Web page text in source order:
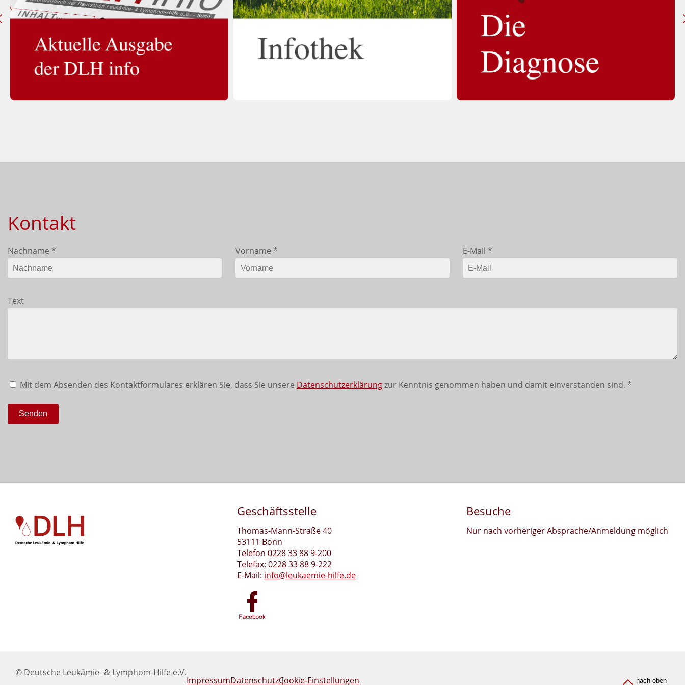
Kontakt
Nachname * Vorname * E-Mail *
Text
Mit dem Absenden des Kontaktformulares erklären Sie, dass Sie unsere Datenschutzerklärungzur Kenntnis genommen haben und damit einverstanden sind. *
Senden
Geschäftsstelle
Thomas-Mann-Straße 40
53111 Bonn
Telefon 0228 33 88 9-200
Telefax: 0228 33 88 9-222
E-Mail: info@leukaemie-hilfe.de
Besuche
Nur nach vorheriger Absprache/Anmeldung möglich
nach oben
© Deutsche Leukämie- & Lymphom-Hilfe e.V.
ImpressumDatenschutzCookie-Einstellungen